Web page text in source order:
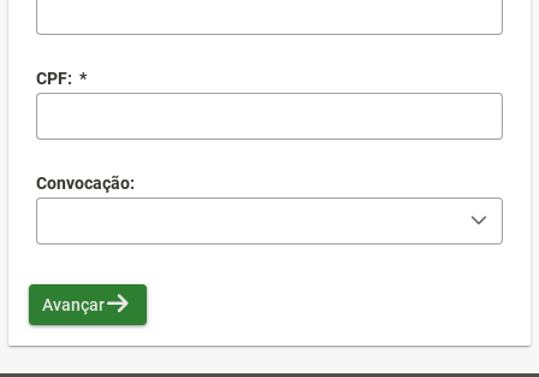
CPF: *
Convocação:
Avançar